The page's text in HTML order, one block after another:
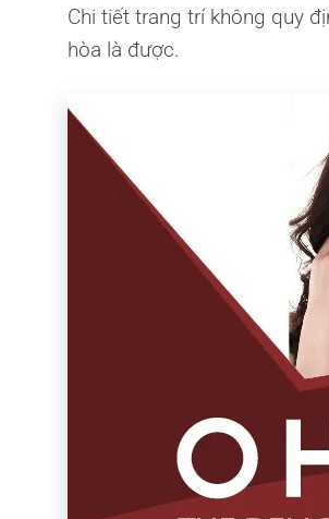
Chi tiết trang trí không quy
hòa là được.